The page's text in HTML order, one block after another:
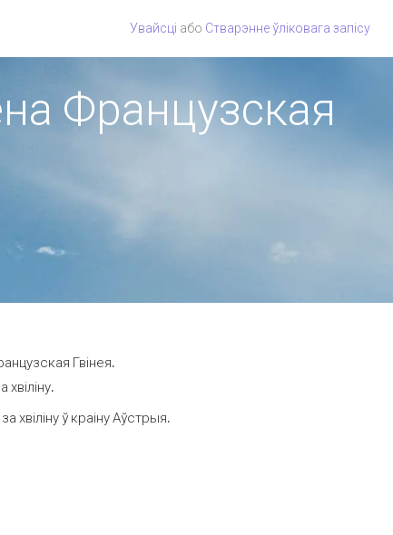
Увайсці або Стварэнне ўліковага запісу
Французская
Гвінея.
ў краіну Аўстрыя.